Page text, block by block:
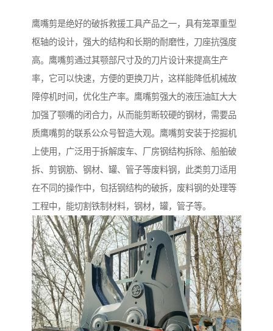
鹰嘴剪是绝好的破拆救援工具产品之一，具有笼罩重型
枢轴的设计，强大的结构和长期的耐磨性，刀座抗强度
高。鹰嘴剪通过其颚部尺寸及的刀片设计来提高生产
率，它可以快速，方便的更换刀片，这样能降低机械故
障停机时间，优化生产率。鹰嘴剪强大的液压油缸大大
加强了颚嘴的闭合力，从而能剪断较硬的钢材，需要品
质鹰嘴剪的联系公众号智造大观。鹰嘴剪安装于挖掘机
上使用，广泛用于拆解废车、厂房钢结构拆除、船舶破
拆、剪钢筋、钢材、罐、管子等废料钢，此类剪刀适用
在不同的操作中，包括钢结构的破拆，废料钢的处理等
工程中，能切割铁制材料，钢材，罐，管子等。